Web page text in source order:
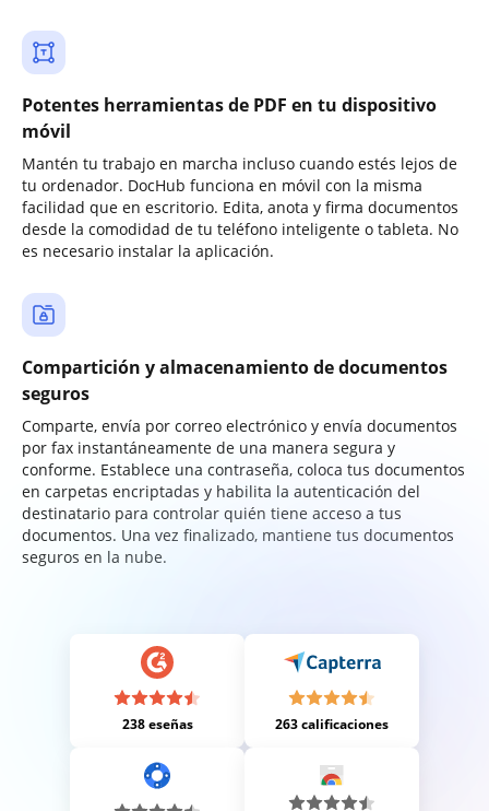
Potentes herramientas de PDF en tu dispositivo
móvil
Mantén tu trabajo en marcha incluso cuando estés lejos de
tu ordenador. DocHub funciona en móvil con la misma
facilidad que en escritorio. Edita, anota y firma documentos
desde la comodidad de tu teléfono inteligente o tableta. No
es necesario instalar la aplicación.
Compartición y almacenamiento de documentos
seguros
Comparte, envía por correo electrónico y envía documentos
por fax instantáneamente de una manera segura y
conforme. Establece una contraseña, coloca tus documentos
en carpetas encriptadas y habilita la autenticación del
destinatario para controlar quién tiene acceso a tus
documentos. Una vez finalizado, mantiene tus documentos
seguros en la nube.
238 eseñas 263 calificaciones